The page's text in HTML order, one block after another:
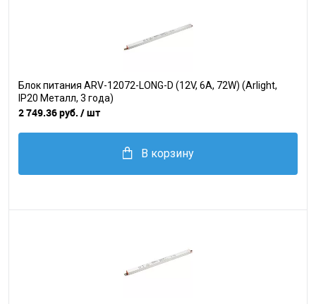
Блок питания ARV-12072-LONG-D (12V, 6A, 72W) (Arlight,
IP20 Металл, 3 года)
2 749.36 руб. / шт
В корзину